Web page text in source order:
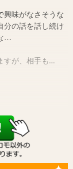
興味がなさそうな
分の話を話し続け
…
すが、相手も...